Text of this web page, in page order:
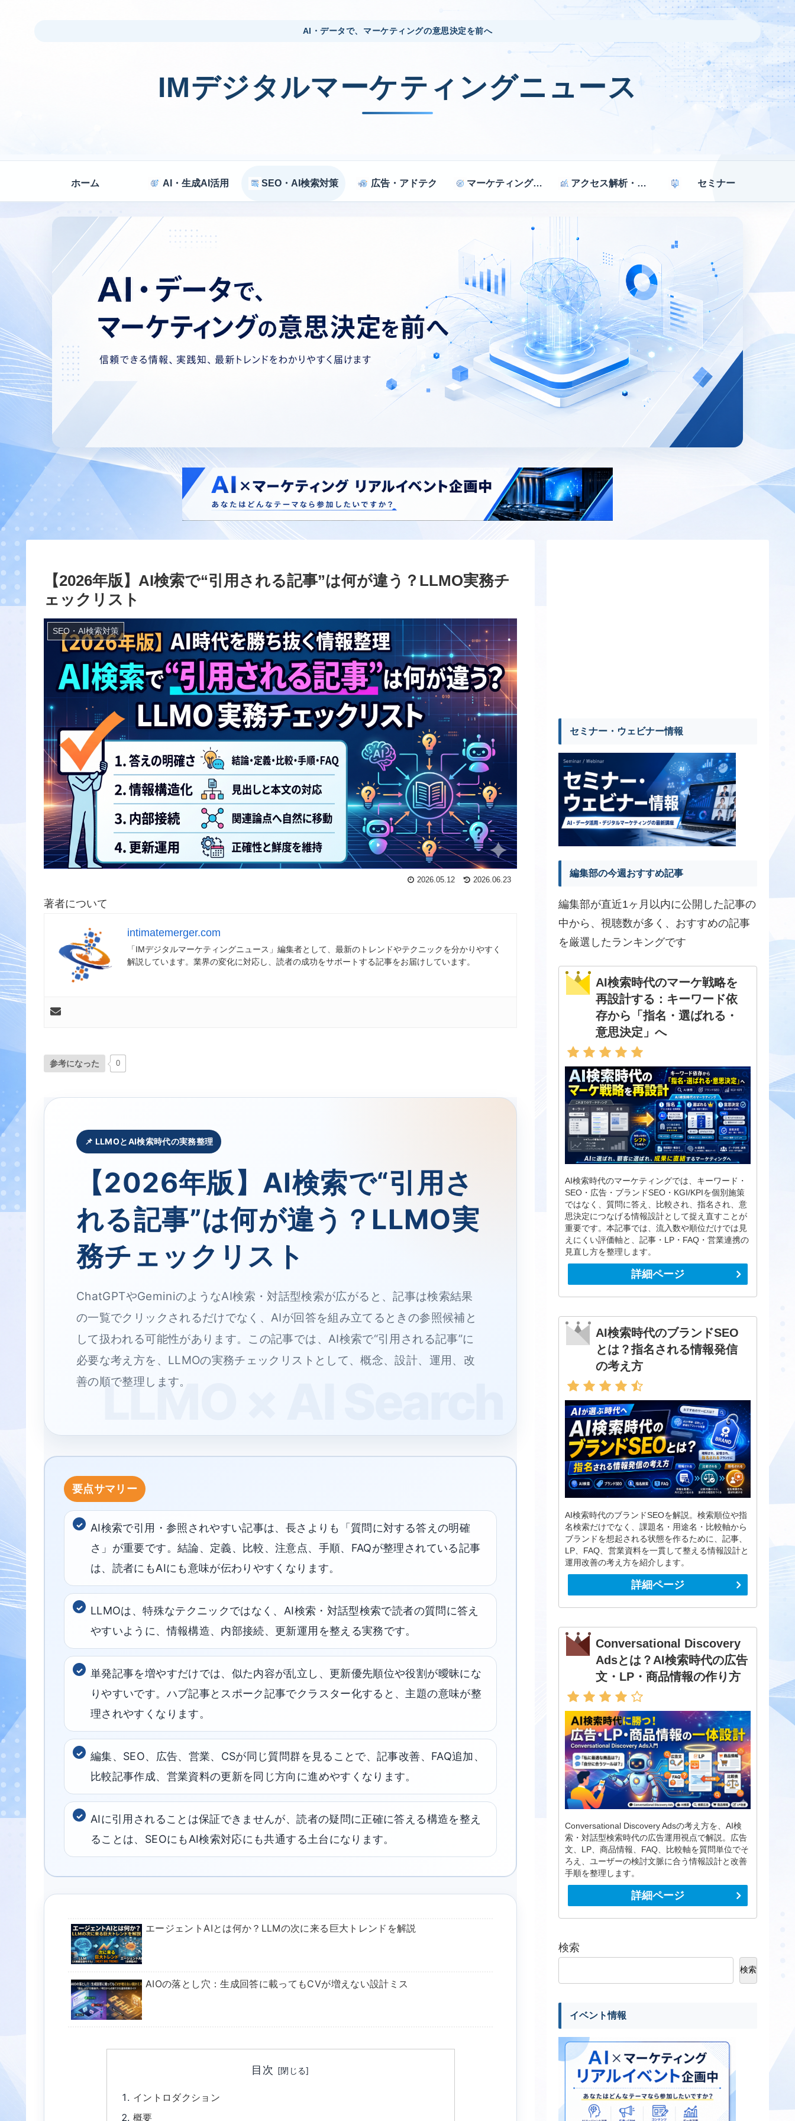
AI・データで、マーケティングの意思決定を前へ
IMデジタルマーケティングニュース
ホーム AI・生成AI活用 SEO・AI検索対策 広告・アドテク マーケティング戦略 アクセス解析・効果測定 セミナー
【2026年版】AI検索で“引用される記事”は何が違う？LLMO実務チ
ェックリスト
SEO・AI検索対策
2026.05.12 2026.06.23
著者について
intimatemerger.com
「IMデジタルマーケティングニュース」編集者として、最新のトレンドやテクニックを分かりやすく
解説しています。業界の変化に対応し、読者の成功をサポートする記事をお届けしています。
参考になった 0
📌 LLMOとAI検索時代の実務整理
【2026年版】AI検索で“引用さ
れる記事”は何が違う？LLMO実
務チェックリスト
ChatGPTやGeminiのようなAI検索・対話型検索が広がると、記事は検索結果
の一覧でクリックされるだけでなく、AIが回答を組み立てるときの参照候補と
して扱われる可能性があります。この記事では、AI検索で“引用される記事”に
必要な考え方を、LLMOの実務チェックリストとして、概念、設計、運用、改
善の順で整理します。
AI検索で引用・参照されやすい記事は、長さよりも「質問に対する答えの明確
さ」が重要です。結論、定義、比較、注意点、手順、FAQが整理されている記事
は、読者にもAIにも意味が伝わりやすくなります。
LLMOは、特殊なテクニックではなく、AI検索・対話型検索で読者の質問に答え
やすいように、情報構造、内部接続、更新運用を整える実務です。
単発記事を増やすだけでは、似た内容が乱立し、更新優先順位や役割が曖昧にな
りやすいです。ハブ記事とスポーク記事でクラスター化すると、主題の意味が整
理されやすくなります。
編集、SEO、広告、営業、CSが同じ質問群を見ることで、記事改善、FAQ追加、
比較記事作成、営業資料の更新を同じ方向に進めやすくなります。
AIに引用されることは保証できませんが、読者の疑問に正確に答える構造を整え
ることは、SEOにもAI検索対応にも共通する土台になります。
エージェントAIとは何か？LLMの次に来る巨大トレンドを解説
AIOの落とし穴：生成回答に載ってもCVが増えない設計ミス
目次
イントロダクション
概要
セミナー・ウェビナー情報
編集部の今週おすすめ記事
編集部が直近1ヶ月以内に公開した記事の
中から、視聴数が多く、おすすめの記事
を厳選したランキングです
AI検索時代のマーケ戦略を
再設計する：キーワード依
存から「指名・選ばれる・
意思決定」へ
AI検索時代のマーケティングでは、キーワード・
SEO・広告・ブランドSEO・KGI/KPIを個別施策
ではなく、質問に答え、比較され、指名され、意
思決定につなげる情報設計として捉え直すことが
重要です。本記事では、流入数や順位だけでは見
えにくい評価軸と、記事・LP・FAQ・営業連携の
見直し方を整理します。
詳細ページ
AI検索時代のブランドSEO
とは？指名される情報発信
の考え方
AI検索時代のブランドSEOを解説。検索順位や指
名検索だけでなく、課題名・用途名・比較軸から
ブランドを想起される状態を作るために、記事、
LP、FAQ、営業資料を一貫して整える情報設計と
運用改善の考え方を紹介します。
詳細ページ
Conversational Discovery
Adsとは？AI検索時代の広告
文・LP・商品情報の作り方
Conversational Discovery Adsの考え方を、AI検
索・対話型検索時代の広告運用視点で解説。広告
文、LP、商品情報、FAQ、比較軸を質問単位でそ
ろえ、ユーザーの検討文脈に合う情報設計と改善
手順を整理します。
詳細ページ
検索
検索
イベント情報